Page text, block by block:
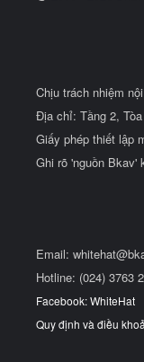
Chịu trách nhiệm
Địa chỉ: Tầng 2,
Giấy phép thiết lập
Ghi rõ 'nguồn Bkav'
Email:
Hotline: (024) 3763
Facebook: WhiteHat
Quy định và điều